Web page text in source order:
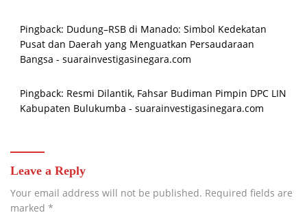
Pingback: Dudung–RSB di Manado: Simbol Kedekatan
Pusat dan Daerah yang Menguatkan Persaudaraan
Bangsa - suarainvestigasinegara.com
Pingback: Resmi Dilantik, Fahsar Budiman Pimpin DPC LIN
Kabupaten Bulukumba - suarainvestigasinegara.com
Leave a Reply
Your email address will not be published. Required fields are
marked *